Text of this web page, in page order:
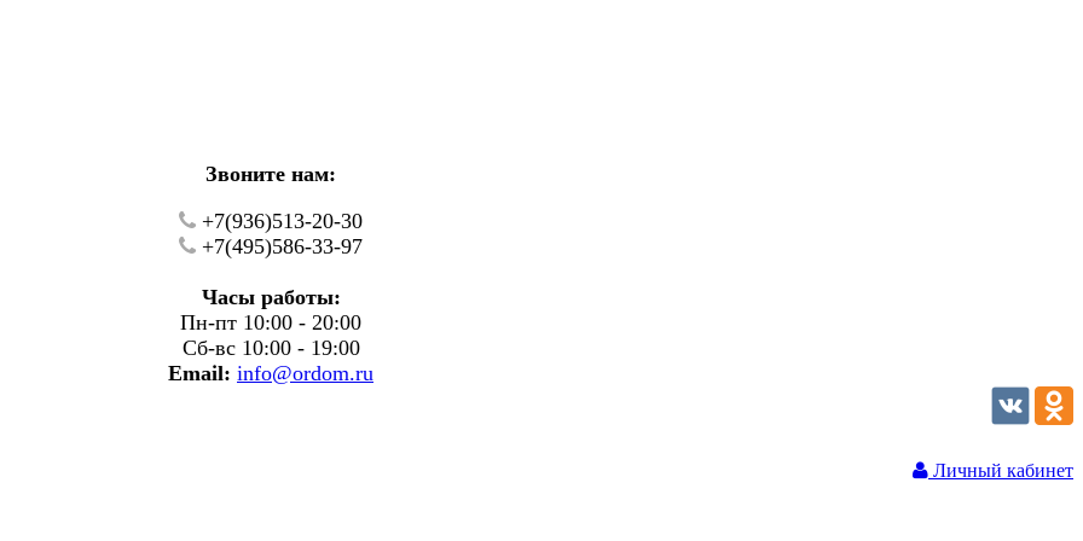
Звоните нам:
+7(936)513-20-30
+7(495)586-33-97
Часы работы:
Пн-пт 10:00 - 20:00
Сб-вс 10:00 - 19:00
Email: info@ordom.ru
Личный кабинет